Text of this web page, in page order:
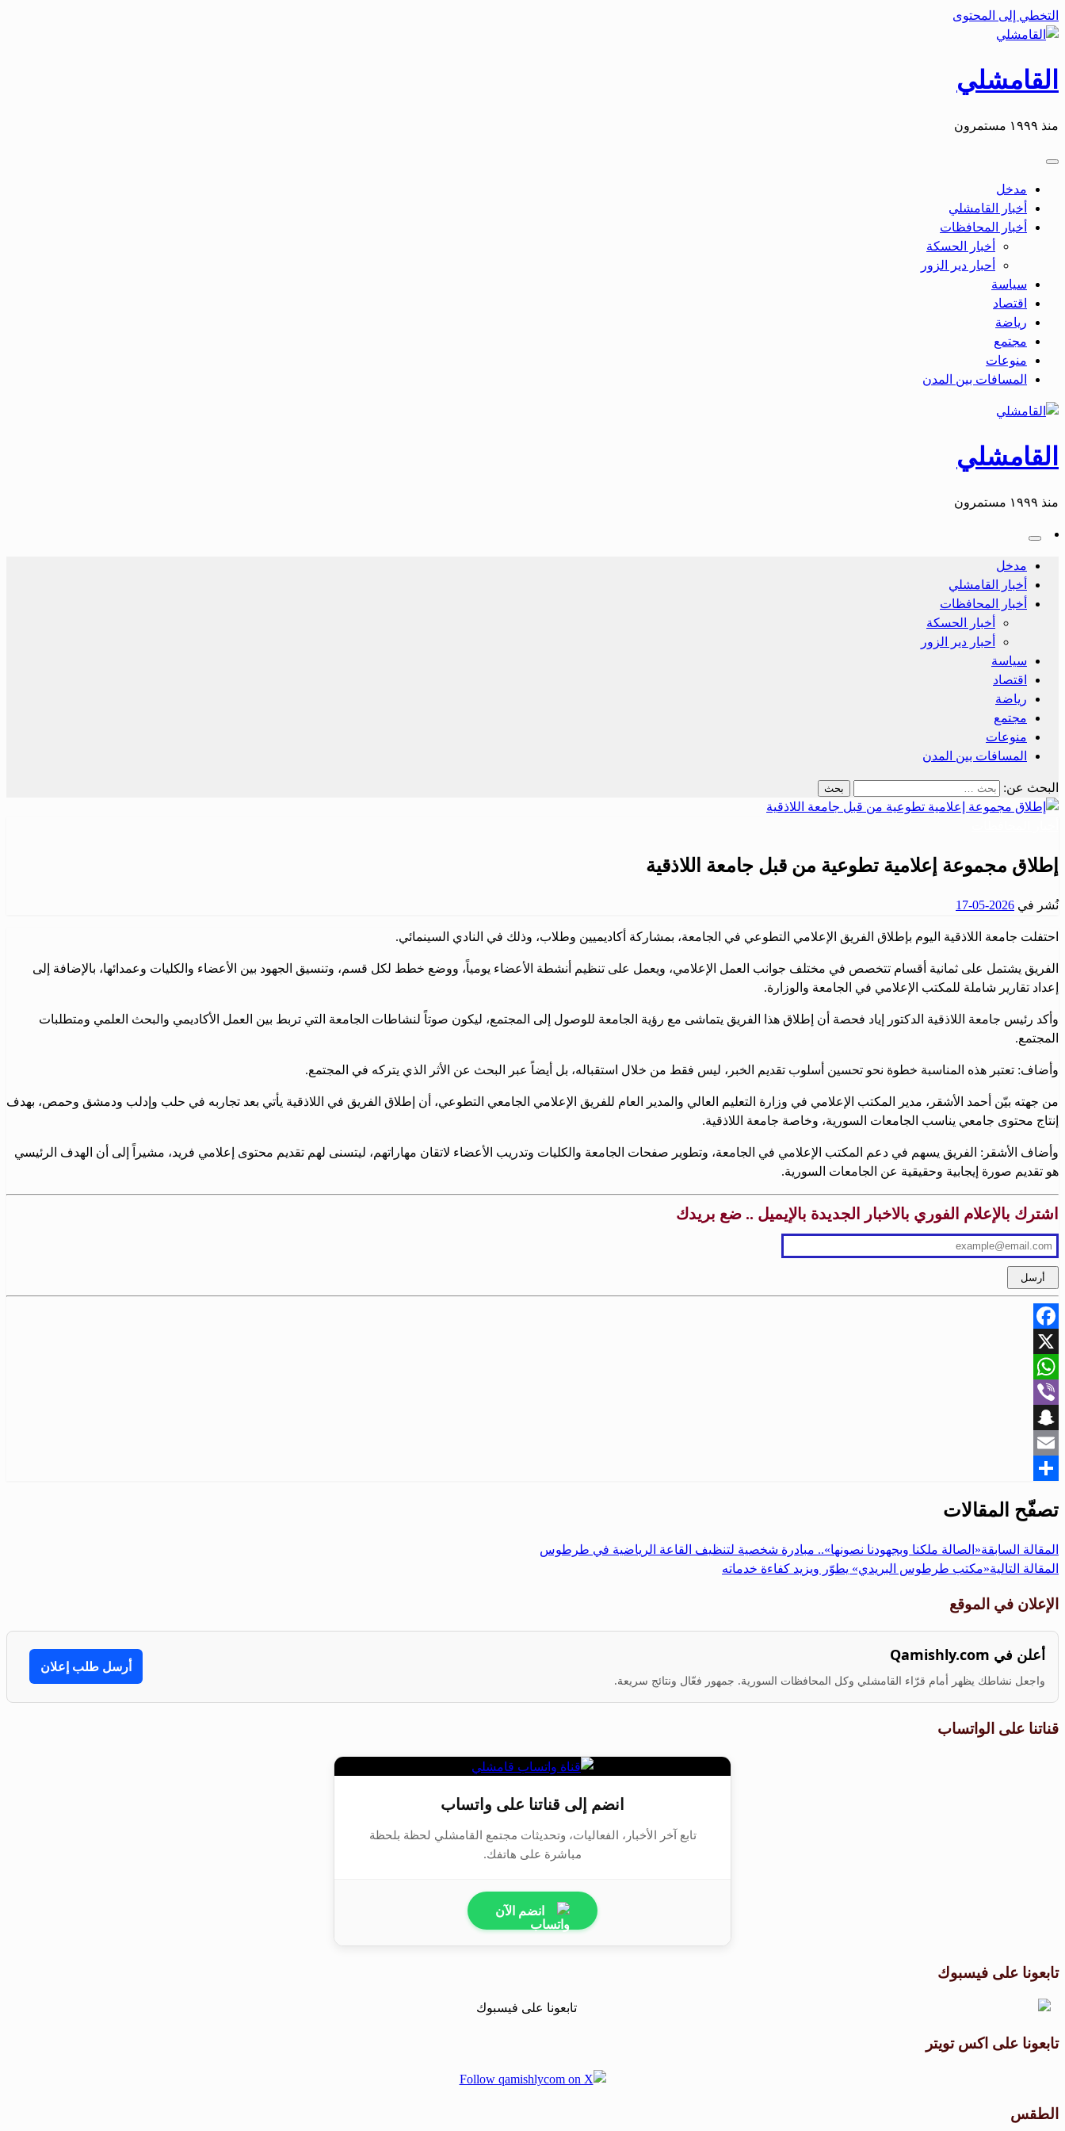
التخطي إلى المحتوى
القامشلي
منذ ١٩٩٩ مستمرون
مدخل
أخبار القامشلي
أخبار المحافظات
أخبار الحسكة
أحبار دير الزور
سياسة
اقتصاد
رياضة
مجتمع
منوعات
المسافات بين المدن
القامشلي
منذ ١٩٩٩ مستمرون
مدخل
أخبار القامشلي
أخبار المحافظات
أخبار الحسكة
أحبار دير الزور
سياسة
اقتصاد
رياضة
مجتمع
منوعات
المسافات بين المدن
البحث عن:
إطلاق مجموعة إعلامية تطوعية من قبل جامعة اللاذقية
نُشر في 2026-05-17
احتفلت جامعة اللاذقية اليوم بإطلاق الفريق الإعلامي التطوعي في الجامعة، بمشاركة أكاديميين وطلاب، وذلك في النادي السينمائي.
الفريق يشتمل على ثمانية أقسام تتخصص في مختلف جوانب العمل الإعلامي، ويعمل على تنظيم أنشطة الأعضاء يومياً، ووضع خطط لكل قسم، وتنسيق الجهود بين الأعضاء والكليات وعمدائها، بالإضافة إلى
إعداد تقارير شاملة للمكتب الإعلامي في الجامعة والوزارة.
وأكد رئيس جامعة اللاذقية الدكتور إياد فحصة أن إطلاق هذا الفريق يتماشى مع رؤية الجامعة للوصول إلى المجتمع، ليكون صوتاً لنشاطات الجامعة التي تربط بين العمل الأكاديمي والبحث العلمي ومتطلبات
المجتمع.
وأضاف: تعتبر هذه المناسبة خطوة نحو تحسين أسلوب تقديم الخبر، ليس فقط من خلال استقباله، بل أيضاً عبر البحث عن الأثر الذي يتركه في المجتمع.
من جهته بيّن أحمد الأشقر، مدير المكتب الإعلامي في وزارة التعليم العالي والمدير العام للفريق الإعلامي الجامعي التطوعي، أن إطلاق الفريق في اللاذقية يأتي بعد تجاربه في حلب وإدلب ودمشق وحمص، بهدف
إنتاج محتوى جامعي يناسب الجامعات السورية، وخاصة جامعة اللاذقية.
وأضاف الأشقر: الفريق يسهم في دعم المكتب الإعلامي في الجامعة، وتطوير صفحات الجامعة والكليات وتدريب الأعضاء لاتقان مهاراتهم، ليتسنى لهم تقديم محتوى إعلامي فريد، مشيراً إلى أن الهدف الرئيسي
هو تقديم صورة إيجابية وحقيقية عن الجامعات السورية.
اشترك بالإعلام الفوري بالاخبار الجديدة بالإيميل .. ضع بريدك
Facebook
X
WhatsApp
Viber
Snapchat
Email
تصفّح المقالات
المقالة السابقة«الصالة ملكنا وبجهودنا نصونها».. مبادرة شخصية لتنظيف القاعة الرياضية في طرطوس
المقالة التالية«مكتب طرطوس البريدي» يطوّر ويزيد كفاءة خدماته
الإعلان في الموقع
أعلن في Qamishly.com
واجعل نشاطك يظهر أمام قرّاء القامشلي وكل المحافظات السورية. جمهور فعّال ونتائج سريعة.
أرسل طلب إعلان
قناتنا على الواتساب
انضم إلى قناتنا على واتساب
تابع آخر الأخبار، الفعاليات، وتحديثات مجتمع القامشلي لحظة بلحظة
مباشرة على هاتفك.
انضم الآن
تابعونا على فيسبوك
تابعونا على اكس تويتر
الطقس